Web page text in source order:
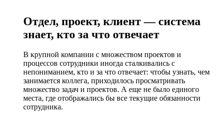
Отдел, проект, клиент — система
знает, кто за что отвечает
В крупной компании с множеством проектов и
процессов сотрудники иногда сталкивались с
непониманием, кто и за что отвечает: чтобы узнать, чем
занимается коллега, приходилось просматривать
множество задач и проектов. А еще не было единого
места, где отображались бы все текущие обязанности
сотрудника.